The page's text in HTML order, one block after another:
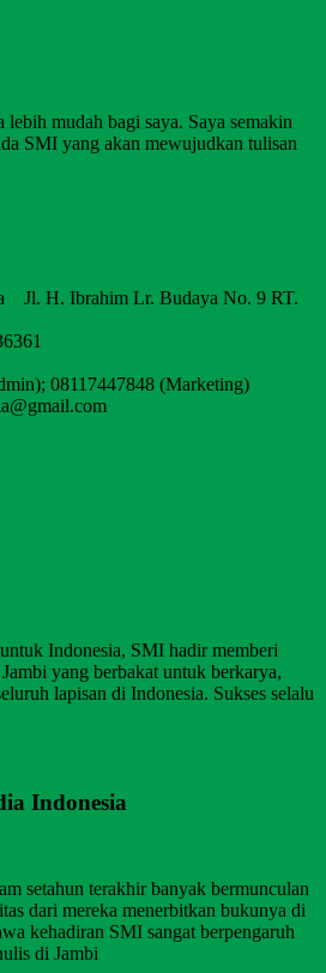
mudah bagi saya. Saya semakin
SMI yang akan mewujudkan tulisan
Jl. H. Ibrahim Lr. Budaya No. 9 RT.
08117447848 (Marketing)
Indonesia, SMI hadir memberi
yang berbakat untuk berkarya,
lapisan di Indonesia. Sukses selalu
Indonesia
setahun terakhir banyak bermunculan
dari mereka menerbitkan bukunya di
kehadiran SMI sangat berpengaruh
di Jambi